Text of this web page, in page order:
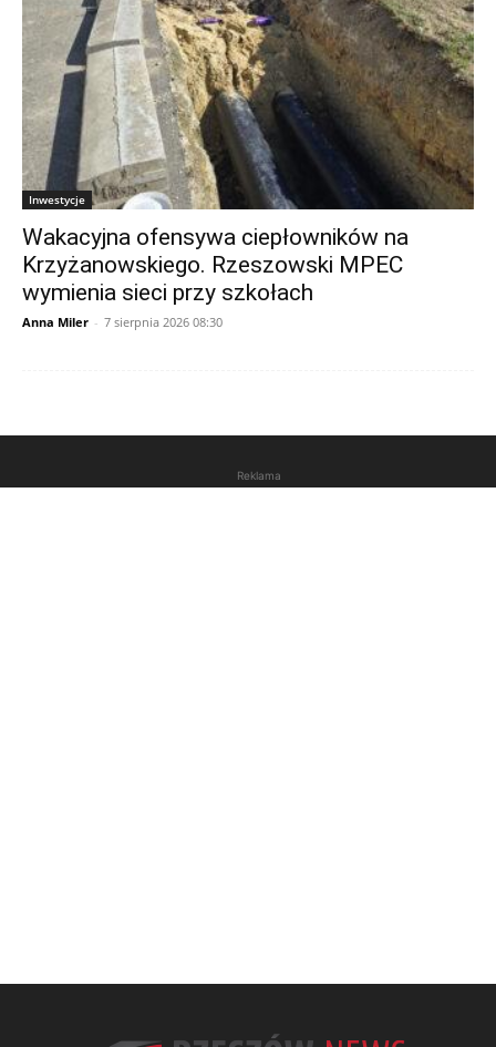
Inwestycje
Wakacyjna ofensywa ciepłowników na
Krzyżanowskiego. Rzeszowski MPEC
wymienia sieci przy szkołach
Anna Miler - 7 sierpnia 2026 08:30
Reklama